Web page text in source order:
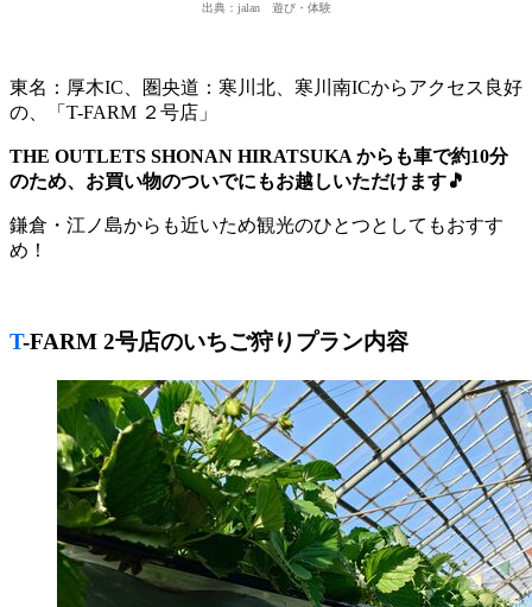
出典：jalan 遊び・体験
東名：厚木IC、圏央道：寒川北、寒川南ICからアクセス良好
の、「T-FARM ２号店」
THE OUTLETS SHONAN HIRATSUKA からも車で約10分
のため、お買い物のついでにもお越しいただけます🎵
鎌倉・江ノ島からも近いため観光のひとつとしてもおすす
め！
T-FARM 2号店のいちご狩りプラン内容